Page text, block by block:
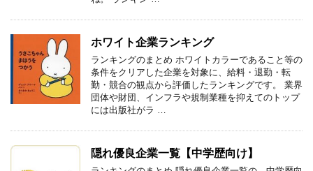
ホワイト企業ランキング
ランキングのまとめ ホワイトカラーであること等の
条件をクリアした企業を対象に、給料・退勤・転
勤・競合の観点から評価したランキングです。 業界
団体や財団、インフラや規制業種を抑えてのトップ
には出版社がラ …
隠れ優良企業一覧【中学歴向け】